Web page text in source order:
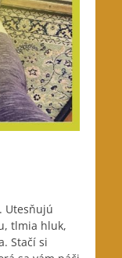
Utesňujú
tlmia hluk,
Stačí si